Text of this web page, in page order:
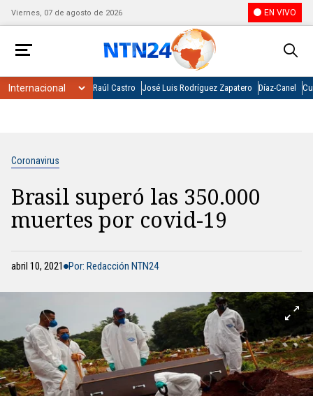
Viernes, 07 de agosto de 2026 EN VIVO
Raúl Castro José Luis Rodríguez Zapatero Díaz-Canel
Coronavirus
Brasil superó las 350.000
muertes por covid-19
abril 10, 2021 Por: Redacción NTN24